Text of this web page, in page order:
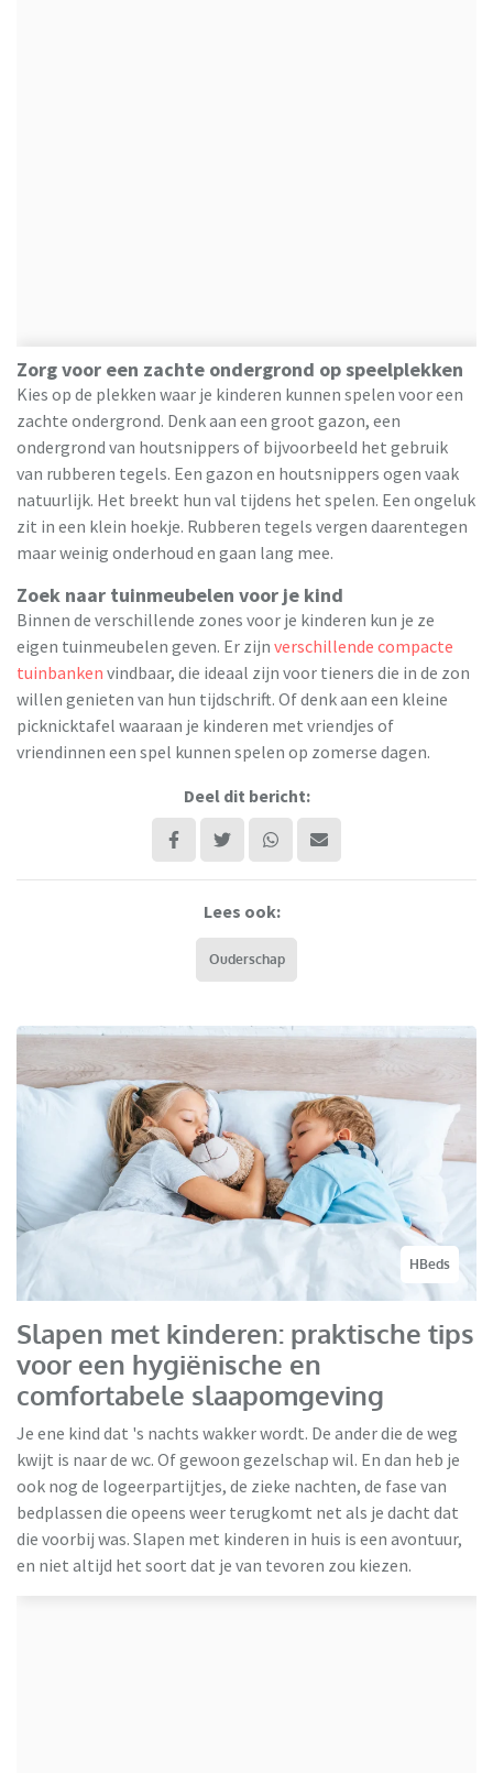
Zorg voor een zachte ondergrond op speelplekken
Kies op de plekken waar je kinderen kunnen spelen voor een
zachte ondergrond. Denk aan een groot gazon, een
ondergrond van houtsnippers of bijvoorbeeld het gebruik
van rubberen tegels. Een gazon en houtsnippers ogen vaak
natuurlijk. Het breekt hun val tijdens het spelen. Een ongeluk
zit in een klein hoekje. Rubberen tegels vergen daarentegen
maar weinig onderhoud en gaan lang mee.
Zoek naar tuinmeubelen voor je kind
Binnen de verschillende zones voor je kinderen kun je ze
eigen tuinmeubelen geven. Er zijn verschillende compacte
tuinbanken vindbaar, die ideaal zijn voor tieners die in de zon
willen genieten van hun tijdschrift. Of denk aan een kleine
picknicktafel waaraan je kinderen met vriendjes of
vriendinnen een spel kunnen spelen op zomerse dagen.
Deel dit bericht:
Lees ook:
Ouderschap
HBeds
Slapen met kinderen: praktische tips
voor een hygiënische en
comfortabele slaapomgeving
Je ene kind dat 's nachts wakker wordt. De ander die de weg
kwijt is naar de wc. Of gewoon gezelschap wil. En dan heb je
ook nog de logeerpartijtjes, de zieke nachten, de fase van
bedplassen die opeens weer terugkomt net als je dacht dat
die voorbij was. Slapen met kinderen in huis is een avontuur,
en niet altijd het soort dat je van tevoren zou kiezen.